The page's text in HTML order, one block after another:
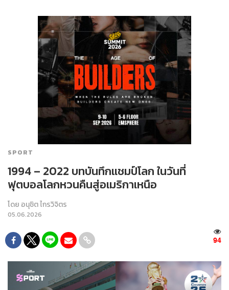
SPORT
1994 – 2022 บทบันทึกแชมป์โลก ในวันที่
ฟุตบอลโลกหวนคืนสู่อเมริกาเหนือ
โดย อนุชิต ไกรวิจิตร
05.06.2026
94